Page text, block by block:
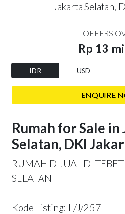
Jakarta Selatan,
OFFERS
Rp 13
IDR USD
ENQUIRE
Rumah for Sale in
Selatan, DKI
RUMAH DIJUAL DI
SELATAN
Kode Listing: L/J/257